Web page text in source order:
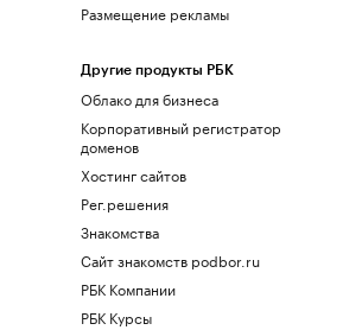
Размещение рекламы
Другие продукты РБК
Облако для бизнеса
Корпоративный регистратор
доменов
Хостинг сайтов
Рег.решения
Знакомства
Сайт знакомств podbor.ru
РБК Компании
РБК Курсы